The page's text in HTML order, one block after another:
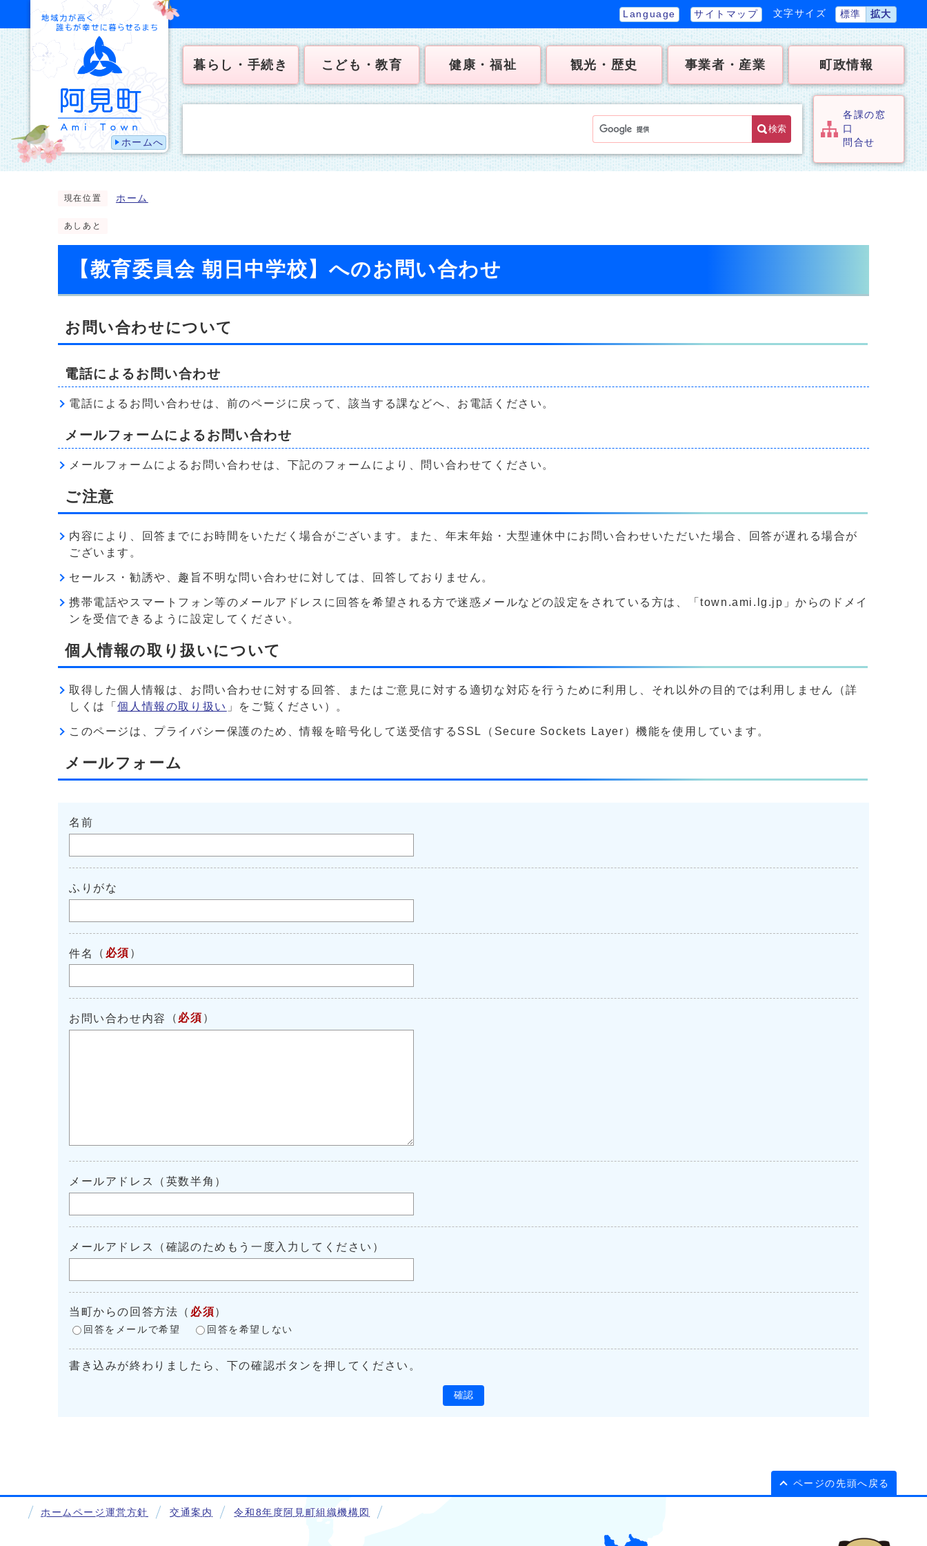
ホームへ
Language サイトマップ 文字サイズ 標準 拡大
暮らし・手続き こども・教育 健康・福祉 観光・歴史 事業者・産業 町政情報
検索
各課の窓
口
問合せ
現在位置 ホーム
あしあと
【教育委員会 朝日中学校】へのお問い合わせ
お問い合わせについて
電話によるお問い合わせ
電話によるお問い合わせは、前のページに戻って、該当する課などへ、お電話ください。
メールフォームによるお問い合わせ
メールフォームによるお問い合わせは、下記のフォームにより、問い合わせてください。
ご注意
内容により、回答までにお時間をいただく場合がございます。また、年末年始・大型連休中にお問い合わせいただいた場合、回答が遅れる場合が
ございます。
セールス・勧誘や、趣旨不明な問い合わせに対しては、回答しておりません。
携帯電話やスマートフォン等のメールアドレスに回答を希望される方で迷惑メールなどの設定をされている方は、「town.ami.lg.jp」からのドメイ
ンを受信できるように設定してください。
個人情報の取り扱いについて
取得した個人情報は、お問い合わせに対する回答、またはご意見に対する適切な対応を行うために利用し、それ以外の目的では利用しません（詳
しくは「個人情報の取り扱い 」をご覧ください）。
このページは、プライバシー保護のため、情報を暗号化して送受信するSSL（Secure Sockets Layer）機能を使用しています。
メールフォーム
名前
ふりがな
件名 （ 必須 ）
お問い合わせ内容 （ 必須 ）
メールアドレス（英数半角）
メールアドレス（確認のためもう一度入力してください）
当町からの回答方法 （ 必須）
回答をメールで希望 回答を希望しない
書き込みが終わりましたら、下の確認ボタンを押してください。
確認
ページの先頭へ戻る
ホームページ運営方針 交通案内 令和8年度阿見町組織機構図